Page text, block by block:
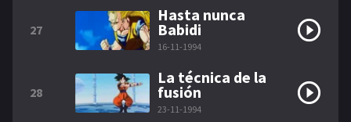
27
Hasta nunca
Babidi
16-11-1994
28
La técnica de la
fusión
23-11-1994